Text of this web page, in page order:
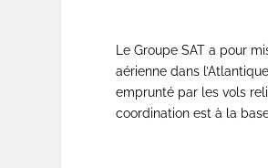
Le Groupe SAT a pour
aérienne dans
emprunté par les vols
coordination est à la